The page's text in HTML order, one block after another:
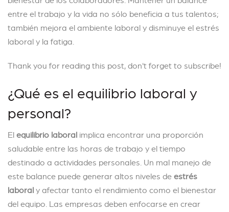
entre el trabajo y la vida no sólo beneficia a tus talentos;
también mejora el ambiente laboral y disminuye el estrés
laboral y la fatiga.
Thank you for reading this post, don't forget to subscribe!
¿Qué es el equilibrio laboral y
personal?
El equilibrio laboral implica encontrar una proporción
saludable entre las horas de trabajo y el tiempo
destinado a actividades personales. Un mal manejo de
este balance puede generar altos niveles de estrés
laboral y afectar tanto el rendimiento como el bienestar
del equipo. Las empresas deben enfocarse en crear